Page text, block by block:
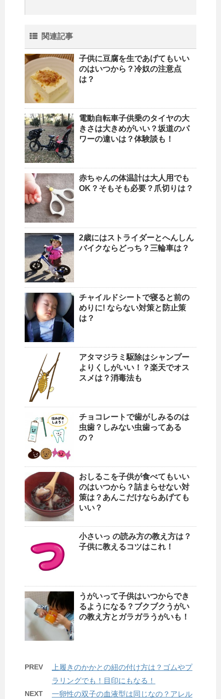
関連記事
子供に豆腐を生であげてもいい
のはいつから？冷奴の注意点
は？
電動自転車子供乗のタイヤの大
きさは大きめがいい？坂道のパ
ワーの違いは？体験談も！
赤ちゃんの体温計は大人用でも
OK？そもそも必要？爪切りは？
2歳にはストライダーとへんしん
バイクならどっち？三輪車は？
チャイルドシートで寝ると前の
めりに! ならない対策と防止策
は？
アタマジラミ駆除はシャンプー
よりくしがいい！？楽天でオス
スメは？消毒法も
チョコレートで歯がしみるのは
虫歯？しみない虫歯ってある
の？
おしるこを子供が食べてもいい
のはいつから？詰まらせない対
策は？あんこだけならあげても
いい？
小さいっ の読み方の教え方は？
子供に教えるコツはこれ！
うがいって子供はいつからでき
るようになる？ブクブクうがい
の教え方とガラガラうがいも！
PREV
上履きのかかとの紐の付け方は？ゴムやプ
ラリングでも！目印にもなる！
NEXT 一卵性の双子の血液型は同じなの？アレル